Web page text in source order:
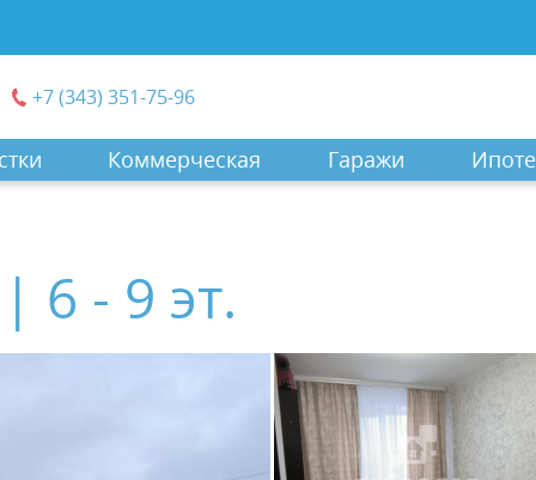
+7 (343) 351-75-96
Коммерческая Гаражи
6 - 9 эт.